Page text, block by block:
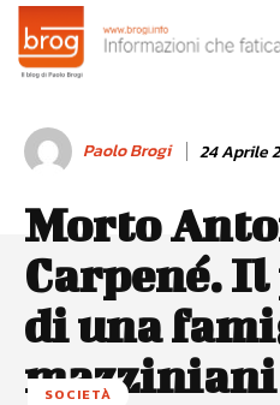
Paolo Brogi 24 Aprile
Morto
Carpené. Il
di una
mazziniani
SOCIETÀ